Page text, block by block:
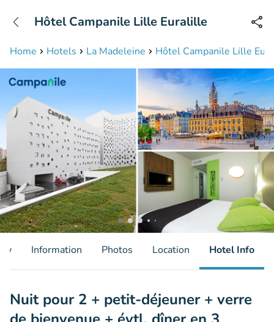
Available until 23:00
Home Hotels La Madeleine Hôtel Campanile Lille
Hôtel Campanile Lille Euralille
Information Photos Location Hotel Info
Nuit pour 2 + petit-déjeuner + verre